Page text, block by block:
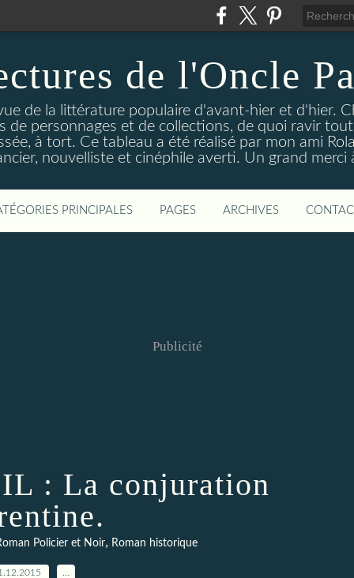
de l'Oncle
de la littérature populaire d'avant-hier et d'hier.
de personnages et de collections, de quoi ravir
à tort. Ce tableau a été réalisé par mon ami
nouvelliste et cinéphile averti. Un grand merci
PRINCIPALES PAGES ARCHIVES
Publicité
: La conjuration
Policier et Noir, Roman historique